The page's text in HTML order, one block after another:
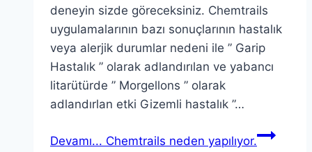
deneyin sizde göreceksiniz. Chemtrails
uygulamalarının bazı sonuçlarının hastalık
veya alerjik durumlar nedeni ile ” Garip
Hastalık ” olarak adlandırılan ve yabancı
litarütürde ” Morgellons ” olarak
adlandırlan etki Gizemli hastalık ”…
Devamı... Chemtrails neden yapılıyor.